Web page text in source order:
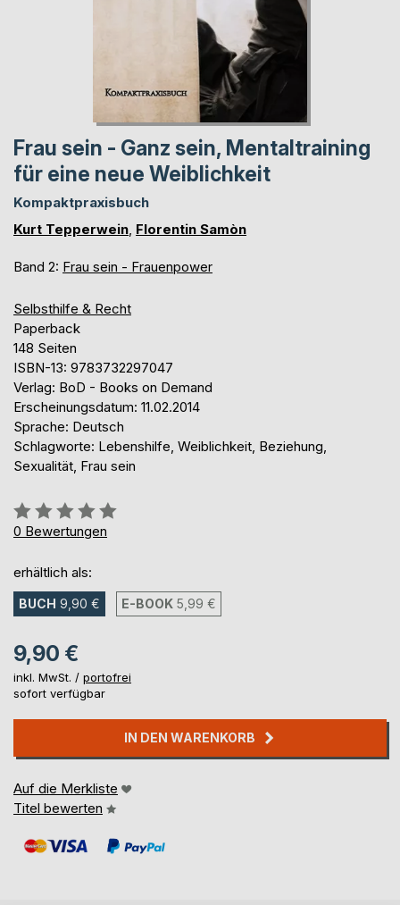
Frau sein - Ganz sein, Mentaltraining
für eine neue Weiblichkeit
Kompaktpraxisbuch
Kurt Tepperwein, Florentin Samòn
Band 2: Frau sein - Frauenpower
Selbsthilfe & Recht
Paperback
148 Seiten
ISBN-13: 9783732297047
Verlag: BoD - Books on Demand
Erscheinungsdatum: 11.02.2014
Sprache: Deutsch
Schlagworte: Lebenshilfe, Weiblichkeit, Beziehung,
Sexualität, Frau sein
Bewertung::
0%
0 Bewertungen
erhältlich als:
BUCH 9,90 € E-BOOK 5,99 €
9,90 €
inkl. MwSt. / portofrei
sofort verfügbar
IN DEN WARENKORB
Auf die Merkliste
Titel bewerten